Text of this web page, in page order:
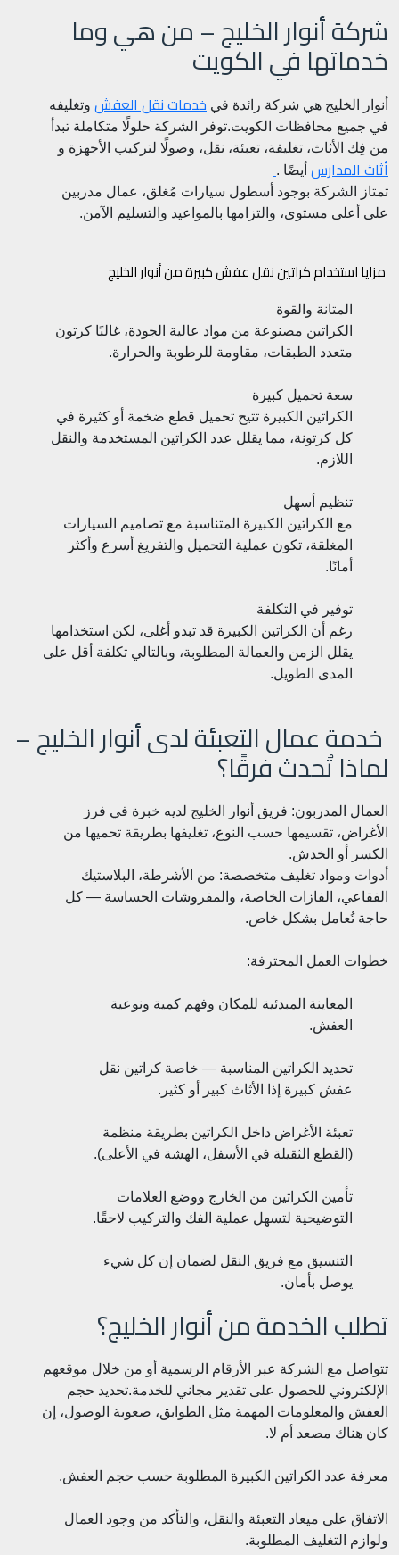
شركة أنوار الخليج – من هي وما
خدماتها في الكويت
أنوار الخليج هي شركة رائدة في خدمات نقل العفش وتغليفه
في جميع محافظات الكويت.توفر الشركة حلولًا متكاملة تبدأ
من فِك الأثاث، تغليفة، تعبئة، نقل، وصولًا لتركيب الأجهزة و
أثاث المدارس أيضًا .
تمتاز الشركة بوجود أسطول سيارات مُغلق، عمال مدربين
على أعلى مستوى، والتزامها بالمواعيد والتسليم الآمن.
مزايا استخدام كراتين نقل عفش كبيرة من أنوار الخليج
المتانة والقوة
الكراتين مصنوعة من مواد عالية الجودة، غالبًا كرتون
متعدد الطبقات، مقاومة للرطوبة والحرارة.
سعة تحميل كبيرة
الكراتين الكبيرة تتيح تحميل قطع ضخمة أو كثيرة في
كل كرتونة، مما يقلل عدد الكراتين المستخدمة والنقل
اللازم.
تنظيم أسهل
مع الكراتين الكبيرة المتناسبة مع تصاميم السيارات
المغلقة، تكون عملية التحميل والتفريغ أسرع وأكثر
أمانًا.
توفير في التكلفة
رغم أن الكراتين الكبيرة قد تبدو أغلى، لكن استخدامها
يقلل الزمن والعمالة المطلوبة، وبالتالي تكلفة أقل على
المدى الطويل.
خدمة عمال التعبئة لدى أنوار الخليج –
لماذا تُحدث فرقًا؟
العمال المدربون: فريق أنوار الخليج لديه خبرة في فرز
الأغراض، تقسيمها حسب النوع، تغليفها بطريقة تحميها من
الكسر أو الخدش.
أدوات ومواد تغليف متخصصة: من الأشرطة، البلاستيك
الفقاعي، الفازات الخاصة، والمفروشات الحساسة — كل
حاجة تُعامل بشكل خاص.
خطوات العمل المحترفة:
المعاينة المبدئية للمكان وفهم كمية ونوعية
العفش.
تحديد الكراتين المناسبة — خاصة كراتين نقل
عفش كبيرة إذا الأثاث كبير أو كثير.
تعبئة الأغراض داخل الكراتين بطريقة منظمة
(القطع الثقيلة في الأسفل، الهشة في الأعلى).
تأمين الكراتين من الخارج ووضع العلامات
التوضيحية لتسهل عملية الفك والتركيب لاحقًا.
التنسيق مع فريق النقل لضمان إن كل شيء
يوصل بأمان.
تطلب الخدمة من أنوار الخليج؟
تتواصل مع الشركة عبر الأرقام الرسمية أو من خلال موقعهم
الإلكتروني للحصول على تقدير مجاني للخدمة.تحديد حجم
العفش والمعلومات المهمة مثل الطوابق، صعوبة الوصول، إن
كان هناك مصعد أم لا.
معرفة عدد الكراتين الكبيرة المطلوبة حسب حجم العفش.
الاتفاق على ميعاد التعبئة والنقل، والتأكد من وجود العمال
ولوازم التغليف المطلوبة.